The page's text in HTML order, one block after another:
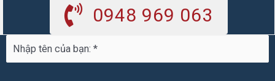
0948 969 063